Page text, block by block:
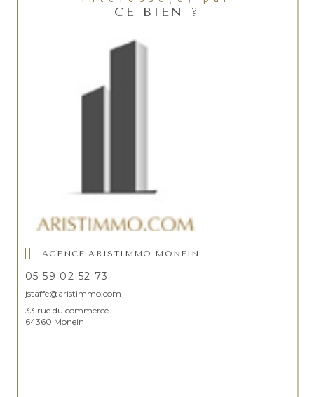
CE BIEN ?
AGENCE ARISTIMMO MONEIN
05 59 02 52 73
jstaffe@aristimmo.com
33 rue du commerce
64360 Monein